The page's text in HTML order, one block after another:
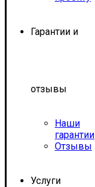
Гарантии и
отзывы
Наши
гарантии
Отзывы
Услуги